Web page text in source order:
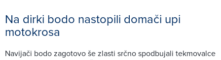
Na dirki bodo nastopili domači upi
motokrosa
Navijači bodo zagotovo še zlasti srčno spodbujali tekmovalce